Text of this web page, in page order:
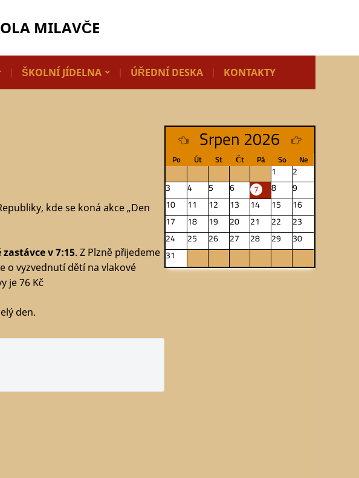
MILAVČE
ŠKOLNÍ JÍDELNA ÚŘEDNÍ DESKA KONTAKTY
kde se koná akce „Den
v 7:15. Z Plzně přijedeme
o vyzvednutí dětí na vlakové
je 76 Kč
den.
Srpen 2026
Po Út St Čt Pá So Ne
1
2
3
4 5 6 7 8
9
10
11 12 13 14 15
16
17
18 19 20 21 22
23
24
25 26 27 28 29
30
31